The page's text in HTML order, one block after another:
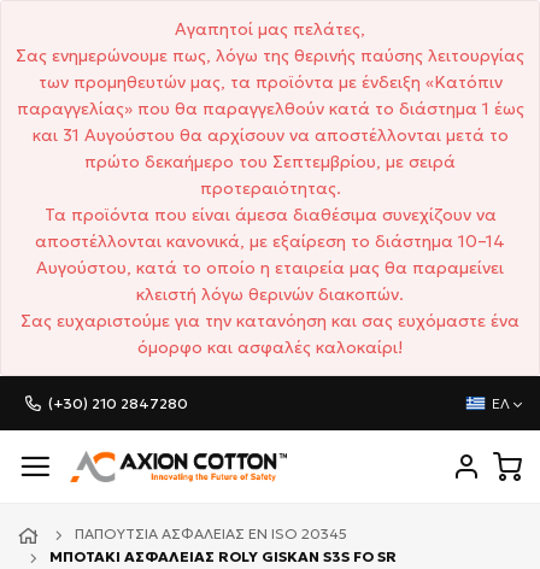
Αγαπητοί μας πελάτες,
Σας ενημερώνουμε πως, λόγω της θερινής παύσης λειτουργίας
των προμηθευτών μας, τα προϊόντα με ένδειξη «Κατόπιν
παραγγελίας» που θα παραγγελθούν κατά το διάστημα 1 έως
και 31 Αυγούστου θα αρχίσουν να αποστέλλονται μετά το
πρώτο δεκαήμερο του Σεπτεμβρίου, με σειρά
προτεραιότητας.
Τα προϊόντα που είναι άμεσα διαθέσιμα συνεχίζουν να
αποστέλλονται κανονικά, με εξαίρεση το διάστημα 10–14
Αυγούστου, κατά το οποίο η εταιρεία μας θα παραμείνει
κλειστή λόγω θερινών διακοπών.
Σας ευχαριστούμε για την κατανόηση και σας ευχόμαστε ένα
όμορφο και ασφαλές καλοκαίρι!
(+30) 210 2847280 ΕΛ
ΠΑΠΟΎΤΣΙΑ ΑΣΦΑΛΕΊΑΣ EN ISO 20345
ΜΠΟΤΑΚΙ ΑΣΦΑΛΕΙΑΣ ROLY GISKAN S3S FO SR